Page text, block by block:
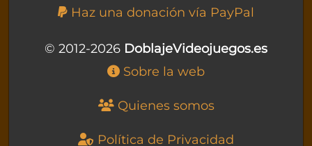
Haz una donación vía PayPal
© 2012-2026 DoblajeVideojuegos.es
Sobre la web
Quienes somos
Política de Privacidad